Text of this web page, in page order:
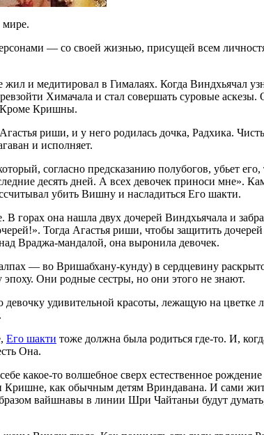
мире.
— со своей жизнью, присущей всем
и медитировал в Гималаях. Когда Виндхьячал
Химачала и стал совершать суровые
Кроме Кришны.
риши, и у него родилась дочка, Радхика.
и исполняет.
согласно предсказанию полубогов, убьет его,
десять дней. А всех девочек приноси мне».
убить Вишну и насладиться Его шакти.
горах она нашла двух дочерей Виндхьячала и
Тогда Агастья риши, чтобы защитить
Враджа-мандалой, она выронила девочек.
— во Вришабхану-кунду) в сердцевину
эпоху. Они родные сестры, но они этого не знают.
удивительной красоты, лежащую на цветке
Его шакти тоже должна была родиться где-то. И,
Она.
какое-то волшебное сверх естественное
Кришне, как обычным детям Вриндавана. И сами
вайшнавы в линии Шри Чайтаньи будут